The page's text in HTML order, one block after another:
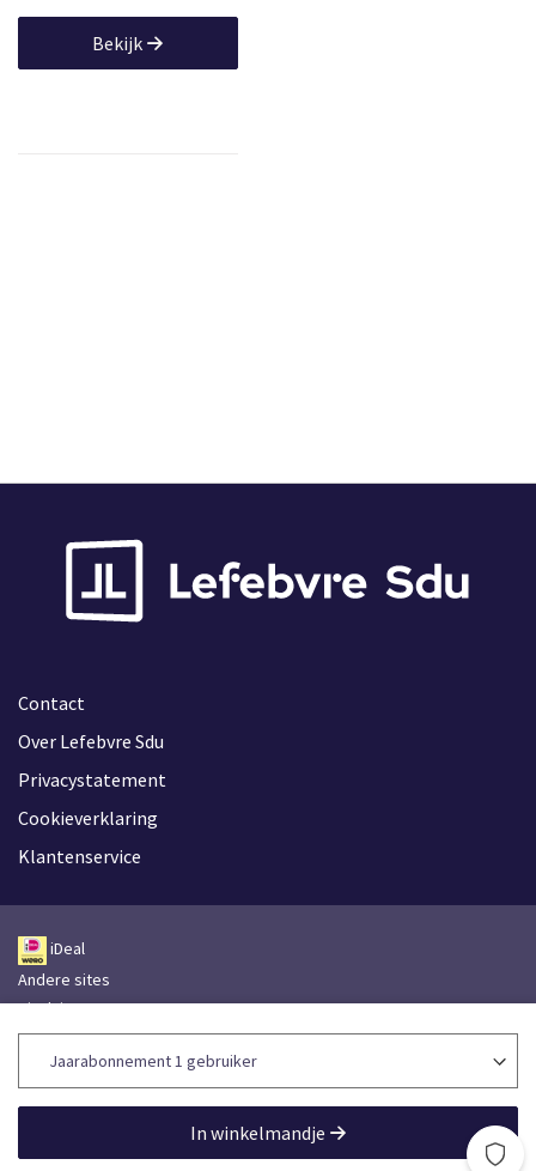
In winkelmandje
Bekijk
Contact
Over Lefebvre Sdu
Privacystatement
Cookieverklaring
Klantenservice
iDeal
Andere sites
Disclaimer
Leveringsvoorwaarden
Toegankelijkheidsverklaring
Lefebvre Group